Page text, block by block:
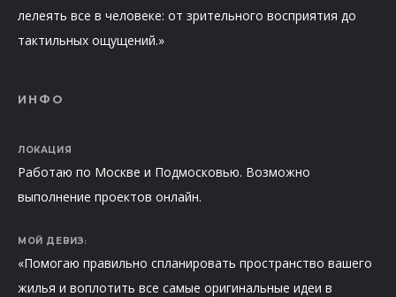
лелеять все в человеке: от зрительного восприятия до
тактильных ощущений.»
ИНФО
ЛОКАЦИЯ
Работаю по Москве и Подмосковью. Возможно
выполнение проектов онлайн.
МОЙ ДЕВИЗ:
«Помогаю правильно спланировать пространство вашего
жилья и воплотить все самые оригинальные идеи в